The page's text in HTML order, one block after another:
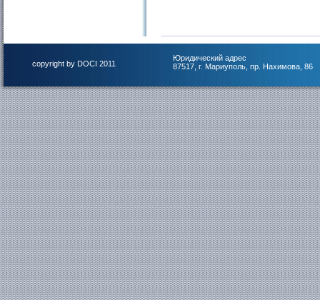
copyright by DOCI 2011
Юридический адрес
87517, г. Мариуполь, пр. Нахимова, 86